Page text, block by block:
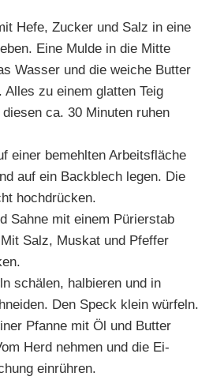
Hefe, Zucker und Salz in eine
Eine Mulde in die Mitte
Wasser und die weiche Butter
Alles zu einem glatten Teig
diesen ca. 30 Minuten ruhen
einer bemehlten Arbeitsfläche
auf ein Backblech legen. Die
hochdrücken.
Sahne mit einem Pürierstab
Salz, Muskat und Pfeffer
schälen, halbieren und in
Den Speck klein würfeln.
Pfanne mit Öl und Butter
Herd nehmen und die Ei-
einrühren.